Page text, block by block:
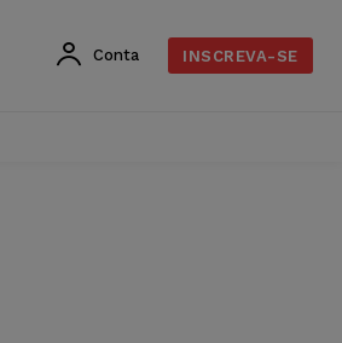
Conta INSCREVA-SE